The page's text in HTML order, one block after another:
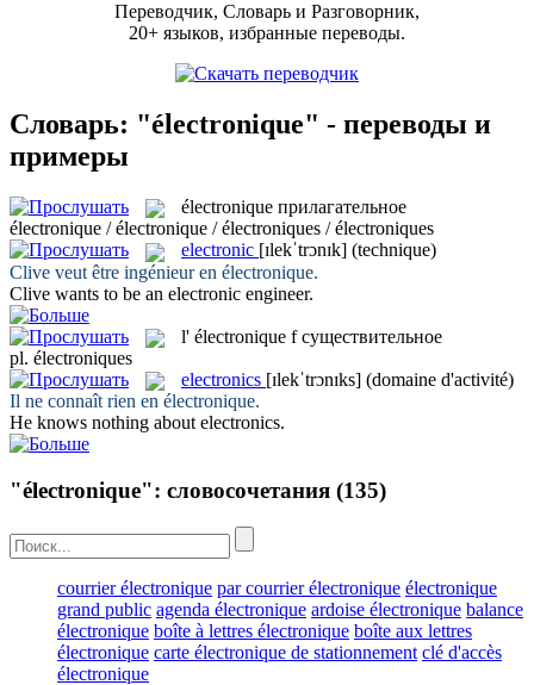
Переводчик, Словарь и Разговорник,
20+ языков, избранные переводы.
Словарь: "électronique" - переводы и
примеры
électronique прилагательное
électronique / électronique / électroniques / électroniques
electronic [ɪlekˈtrɔnɪk] (technique)
Clive veut être ingénieur en électronique.
Clive wants to be an electronic engineer.
l' électronique f существительное
pl. électroniques
electronics [ɪlekˈtrɔnɪks] (domaine d'activité)
Il ne connaît rien en électronique.
He knows nothing about electronics.
"électronique": словосочетания (135)
courrier électronique par courrier électronique électronique
grand public agenda électronique ardoise électronique balance
électronique boîte à lettres électronique boîte aux lettres
électronique carte électronique de stationnement clé d'accès
électronique